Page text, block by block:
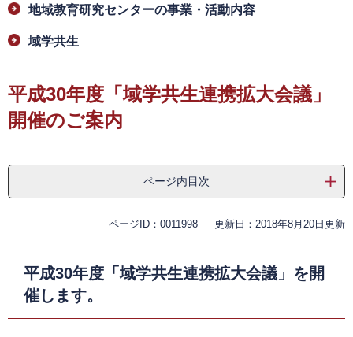
地域教育研究センターの事業・活動内容
域学共生
平成30年度「域学共生連携拡大会議」
開催のご案内
ページ内目次
ページID：0011998 更新日：2018年8月20日更新
平成30年度「域学共生連携拡大会議」を開
催します。